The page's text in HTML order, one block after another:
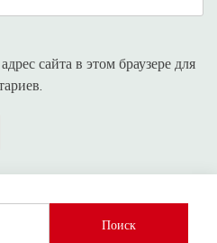
сайта в этом браузере для